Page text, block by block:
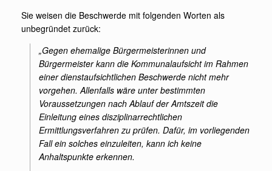
Sie weisen die Beschwerde mit folgenden Worten als
unbegründet zurück:
„Gegen ehemalige Bürgermeisterinnen und
Bürgermeister kann die Kommunalaufsicht im Rahmen
einer dienstaufsichtlichen Beschwerde nicht mehr
vorgehen. Allenfalls wäre unter bestimmten
Voraussetzungen nach Ablauf der Amtszeit die
Einleitung eines disziplinarrechtlichen
Ermittlungsverfahren zu prüfen. Dafür, im vorliegenden
Fall ein solches einzuleiten, kann ich keine
Anhaltspunkte erkennen.